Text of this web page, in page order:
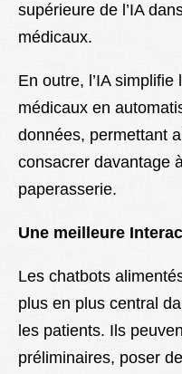
supérieure de l’IA
médicaux.
En outre, l’IA
médicaux en
données, permettant
consacrer davantage
paperasserie.
Une meilleure
Les chatbots
plus en plus central
les patients. Ils
préliminaires, poser